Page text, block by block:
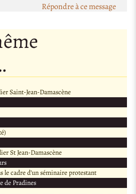
Répondre à ce message
Saint-Jean-Damascène
St Jean-Damascène
le cadre d’un séminaire protestant
de Pradines